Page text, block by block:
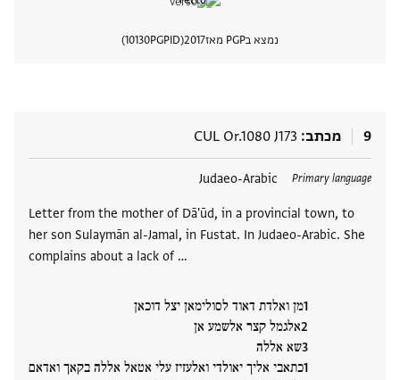
נמצא בPGP מאז 2017
PGPID
10130
9 מכתב CUL Or.1080 J173
Primary language
Judaeo-Arabic
Letter from the mother of Dā'ūd, in a provincial town, to
her son Sulaymān al-Jamal, in Fustat. In Judaeo-Arabic. She
complains about a lack of …
מן ואלדת דאוד לסולימאן יצל דוכאן
אלגמל קצר אלשמע אן
שא אללה
כתאבי אליך יאולדי ואלעזיז עלי אטאל אללה בקאך ואדאם
תגים